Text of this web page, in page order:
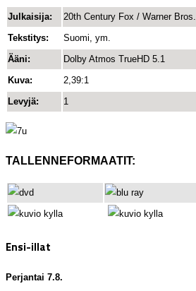
Julkaisija:
20th Century Fox / Warner Bros.
Tekstitys:
Suomi, ym.
Ääni:
Dolby Atmos TrueHD 5.1
Kuva:
2,39:1
Levyjä:
1
TALLENNEFORMAATIT:
Ensi-illat
Perjantai 7.8.